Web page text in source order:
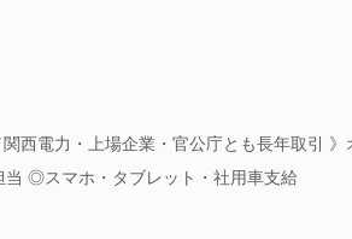
関西電力・上場企業・官公庁とも長年取引
当 ◎スマホ・タブレット・社用車支給